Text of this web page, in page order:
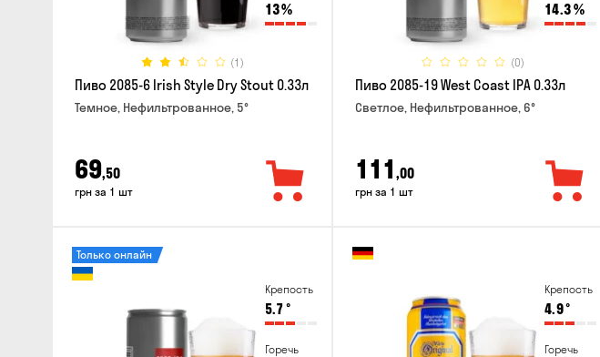
13%
(1)
Пиво 2085-6 Irish Style Dry Stout 0.33л
Темное, Нефильтрованное, 5°
69,50
грн за 1 шт
14.3%
(0)
Пиво 2085-19 West Coast IPA 0.33л
Светлое, Нефильтрованное, 6°
111 ,00
грн за 1 шт
Крепость
5.7°
Горечь
Только онлайн
Крепость
4.9°
Горечь